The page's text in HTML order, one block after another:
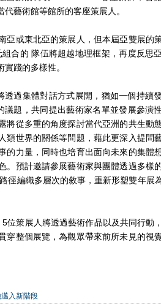
藝術館等館所的客座策展人。
亞或東北亞的策展人，但本屆亞雙展的
合的 隊伍將超越地理框架，再度反思
踐的多樣性。
過集體對話方式展開，猶如一個持續
題，共同提出藝術家名單並發展參演
將從多重的角度探討當代亞洲的共生動
類世界的關係等問題，藉此更深入提問
的力量，同時也培育出面向未來的集體
。預計邀請參展藝術家與團體透過多樣
徑編織多層次的敘事，重新形塑雙年展
位策展人將透過藝術作品以及共同行動
穿整個展覽，為觀眾帶來前所未見的視
入新階段